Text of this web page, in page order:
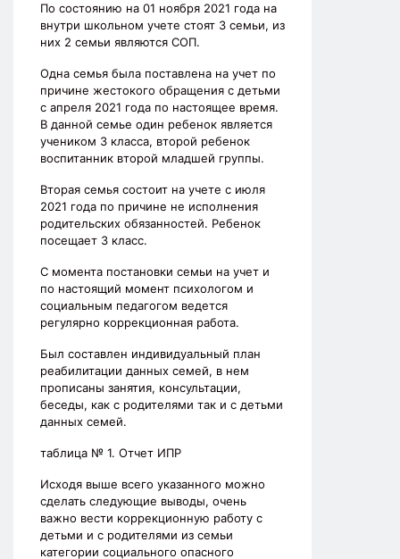
По состоянию на 01 ноября 2021 года на
внутри школьном учете стоят 3 семьи, из
них 2 семьи являются СОП.
Одна семья была поставлена на учет по
причине жестокого обращения с детьми
с апреля 2021 года по настоящее время.
В данной семье один ребенок является
учеником 3 класса, второй ребенок
воспитанник второй младшей группы.
Вторая семья состоит на учете с июля
2021 года по причине не исполнения
родительских обязанностей. Ребенок
посещает 3 класс.
С момента постановки семьи на учет и
по настоящий момент психологом и
социальным педагогом ведется
регулярно коррекционная работа.
Был составлен индивидуальный план
реабилитации данных семей, в нем
прописаны занятия, консультации,
беседы, как с родителями так и с детьми
данных семей.
таблица № 1. Отчет ИПР
Исходя выше всего указанного можно
сделать следующие выводы, очень
важно вести коррекционную работу с
детьми и с родителями из семьи
категории социального опасного